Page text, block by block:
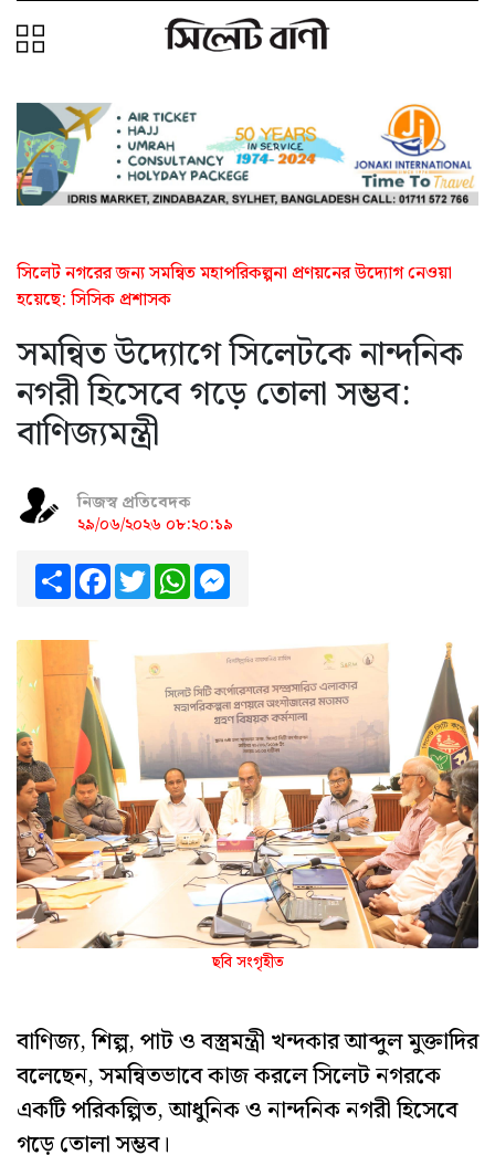
সিলেট নগরের জন্য সমন্বিত মহাপরিকল্পনা প্রণয়নের উদ্যোগ নেওয়া
হয়েছে: সিসিক প্রশাসক
সমন্বিত উদ্যোগে সিলেটকে নান্দনিক
নগরী হিসেবে গড়ে তোলা সম্ভব:
বাণিজ্যমন্ত্রী
নিজস্ব প্রতিবেদক
২৯/০৬/২০২৬ ০৮:২০:১৯
ShareFacebook
TwitterWhatsApp
ছবি সংগৃহীত
বাণিজ্য, শিল্প, পাট ও বস্ত্রমন্ত্রী খন্দকার আব্দুল মুক্তাদির
বলেছেন, সমন্বিতভাবে কাজ করলে সিলেট নগরকে
একটি পরিকল্পিত, আধুনিক ও নান্দনিক নগরী হিসেবে
গড়ে তোলা সম্ভব।